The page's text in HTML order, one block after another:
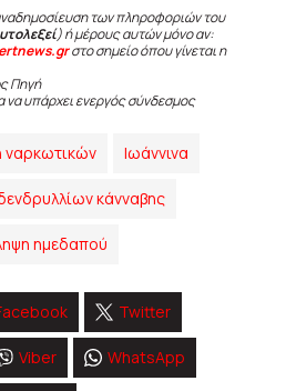
των πληροφοριών του
) ή μέρους αυτών μόνο αν:
ertnews.grστο σημείο όπου γίνεται η
Πηγή
να υπάρχει ενεργός σύνδεσμος
ναρκωτικών Ιωάννινα
κάνναβης
ημεδαπού
Twitter
Viber WhatsApp